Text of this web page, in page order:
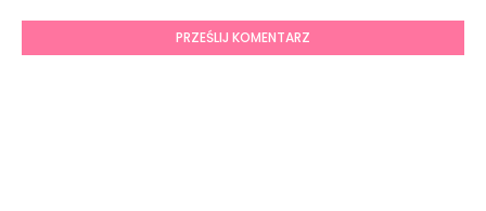
PRZEŚLIJ KOMENTARZ